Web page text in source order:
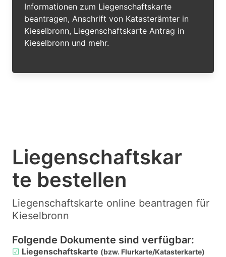
Informationen zum Liegenschaftskarte
beantragen, Anschrift von Katasterämter in
Kieselbronn, Liegenschaftskarte Antrag in
Kieselbronn und mehr.
Liegenschaftskar
te bestellen
Liegenschaftskarte online beantragen für
Kieselbronn
Folgende Dokumente sind verfügbar:
☑ Liegenschaftskarte (bzw. Flurkarte/Katasterkarte)